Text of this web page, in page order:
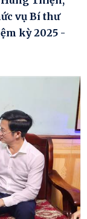
vụ Bí thư
kỳ 2025 -